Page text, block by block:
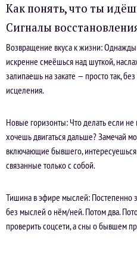
Как понять, что ты
Сигналы
Возвращение вкуса к жизни:
искренне смеёшься над шуткой,
залипаешь на закате — просто так,
исцеления.
Новые горизонты: Что делать если
хочешь двигаться дальше? Замечай
включающие бывшего,
связанные только с собой.
Тишина в эфире мыслей: Постепенно
без мыслей о нём/ней. Потом два.
проверить соцсети, а сны о бывшем